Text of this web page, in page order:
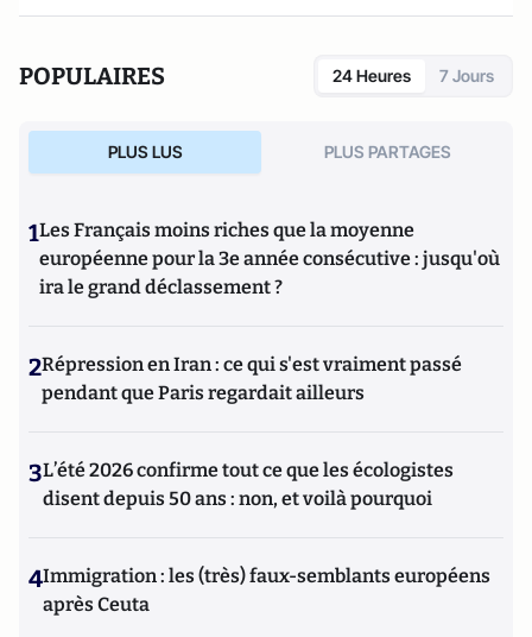
POPULAIRES 24 Heures 7 Jours
PLUS LUS PLUS PARTAGES
1Les Français moins riches que la moyenne
européenne pour la 3e année consécutive : jusqu'où
ira le grand déclassement ?
2Répression en Iran : ce qui s'est vraiment passé
pendant que Paris regardait ailleurs
3L’été 2026 confirme tout ce que les écologistes
disent depuis 50 ans : non, et voilà pourquoi
4Immigration : les (très) faux-semblants européens
après Ceuta